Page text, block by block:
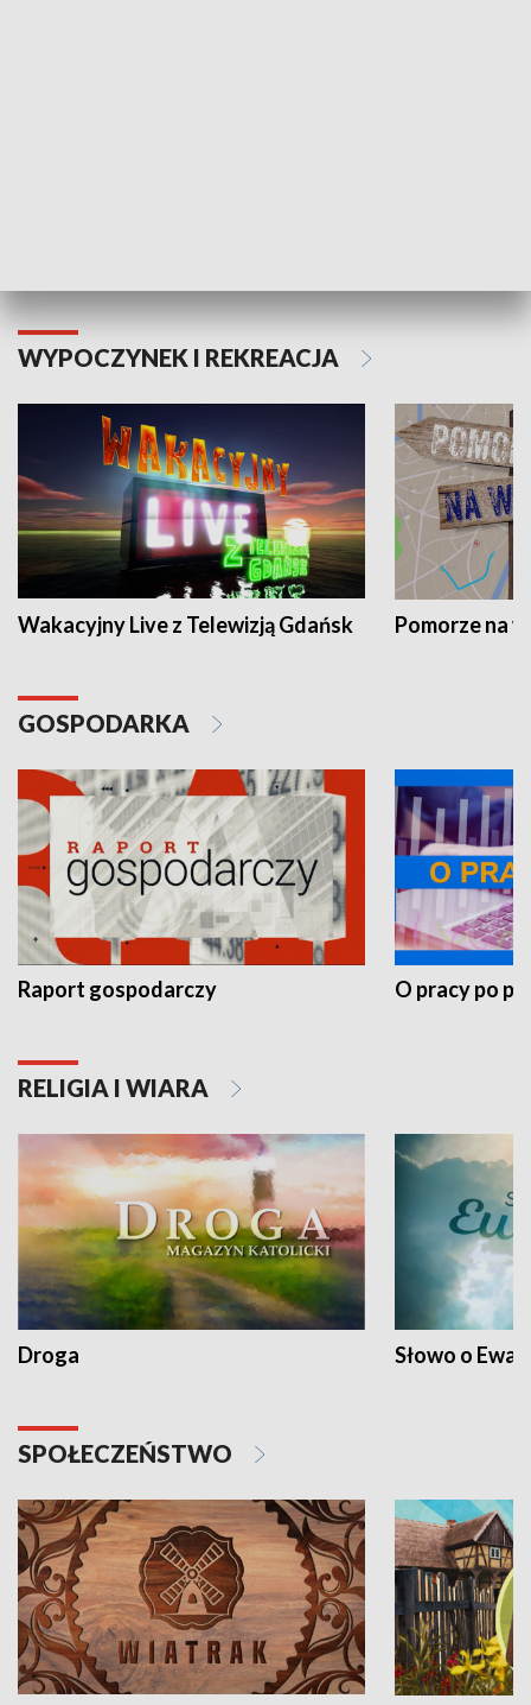
WYPOCZYNEK I REKREACJA
Wakacyjny Live z Telewizją Gdańsk Pomorze na
GOSPODARKA
Raport gospodarczy O pracy po
RELIGIA I WIARA
Droga Słowo o
SPOŁECZEŃSTWO